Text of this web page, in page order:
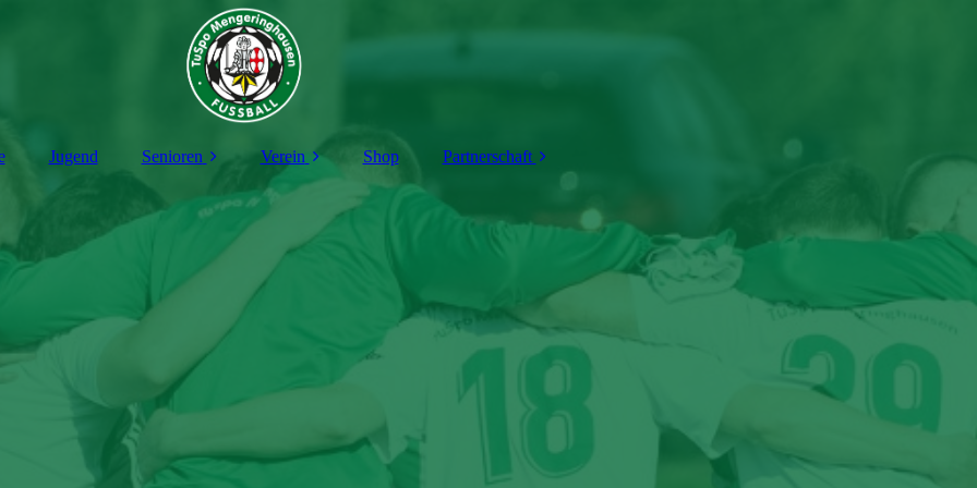
Jugend Senioren
1. Mannschaft
2. Mannschaft
Alte-Herren
Verein
Vorstand
Schiedsrichter
Mitgliedschaft
Shop Partnerschaft